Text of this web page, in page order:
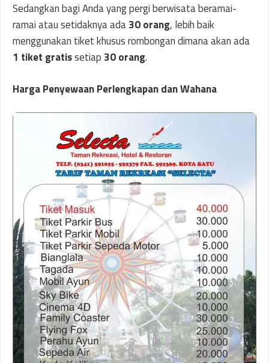
Sedangkan bagi Anda yang pergi berwisata beramai-
ramai atau setidaknya ada30 orang, lebih baik
menggunakan tiket khusus rombongan dimana akan ada
1 tiket gratissetiap 30 orang.
Harga Penyewaan Perlengkapan dan Wahana